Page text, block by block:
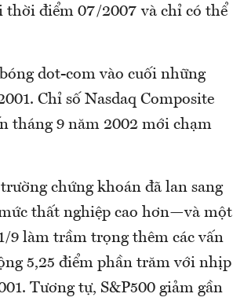
thời điểm 07/2007 và chỉ có thể
dot-com vào cuối những
Chỉ số Nasdaq Composite
tháng 9 năm 2002 mới chạm
chứng khoán đã lan sang
thất nghiệp cao hơn—và một
9 làm trầm trọng thêm các vấn
5,25 điểm phần trăm với nhịp
Tương tự, S&P500 giảm gần